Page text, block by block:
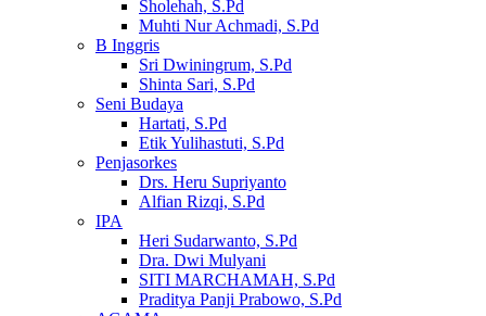
Sholehah, S.Pd
Muhti Nur Achmadi, S.Pd
B Inggris
Sri Dwiningrum, S.Pd
Shinta Sari, S.Pd
Seni Budaya
Hartati, S.Pd
Etik Yulihastuti, S.Pd
Penjasorkes
Drs. Heru Supriyanto
Alfian Rizqi, S.Pd
IPA
Heri Sudarwanto, S.Pd
Dra. Dwi Mulyani
SITI MARCHAMAH, S.Pd
Praditya Panji Prabowo, S.Pd